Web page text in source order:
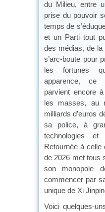
du Milieu, entre
prise du pouvoir
temps de
et un Parti tout
des médias, de
s’arc-boute pour
les fortunes
apparence, ce
parvient encore
les masses, au
milliards d’euros
sa police, à
technologies et
Retournée à celle
de 2026 met tous
son monopole
commencer par
unique de Xi
Voici quelques-